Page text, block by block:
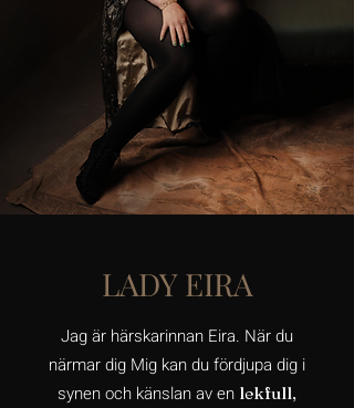
LADY EIRA
Jag är härskarinnan Eira. När du
närmar dig Mig kan du fördjupa dig i
synen och känslan av en lekfull,